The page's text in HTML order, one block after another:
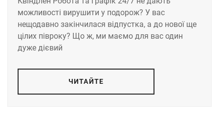
можливості вирушити у подорож? У вас
нещодавно закінчилася відпустка, а до нової ще
цілих півроку? Що ж, ми маємо для вас один
дуже дієвий
ЧИТАЙТЕ